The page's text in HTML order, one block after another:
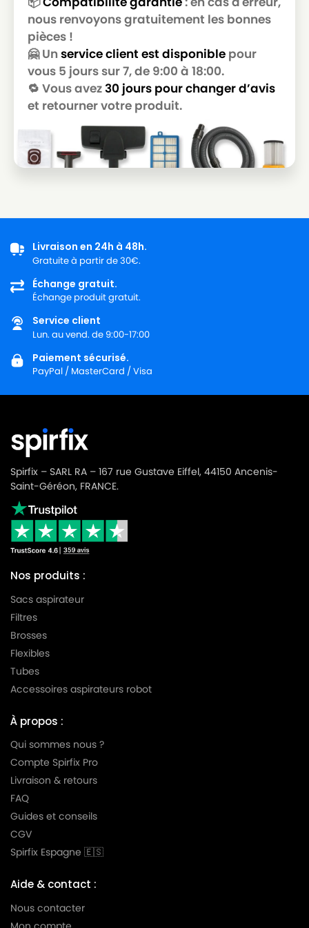
ELECTROLUX
ELECTROLUX TWINCLEAN (SERIE) Z 8200 à
ELECTROLUX
ELECTROLUX ULTRA SILENCER
ELECTROLUX
ELECTROLUX ULTRA SILENCER (SERIE) Z
3300 à Z 3395
ELECTROLUX
ELECTROLUX ULTRAONE
ELECTROLUX
ELECTROLUX Ultrasilencer Zen
ELECTROLUX VIVA QUICKSTOP (SERIE) ZVQ
ELECTROLUX
ELECTROLUX ZUS 3336 à ZUS 3396
nous renvoyons gratuitement les bonnes
pièces !
🤗 Un service client est disponible pour
vous 5 jours sur 7, de 9:00 à 18:00.
🔁 Vous avez30 jours pour changer d’avis
et retourner votre produit.
Livraison en 24h à 48h.
Gratuite à partir de 30€.
Échange gratuit.
Échange produit gratuit.
Service client
Lun. au vend. de 9:00-17:00
Paiement sécurisé.
PayPal / MasterCard / Visa
Spirfix – SARL RA – 167 rue Gustave Eiffel, 44150 Ancenis-
Saint-Géréon, FRANCE.
Nos produits :
Sacs aspirateur
Filtres
Brosses
Flexibles
Tubes
Accessoires aspirateurs robot
À propos :
Qui sommes nous ?
Compte Spirfix Pro
Livraison & retours
FAQ
Guides et conseils
CGV
Spirfix Espagne 🇪🇸
Aide & contact :
Nous contacter